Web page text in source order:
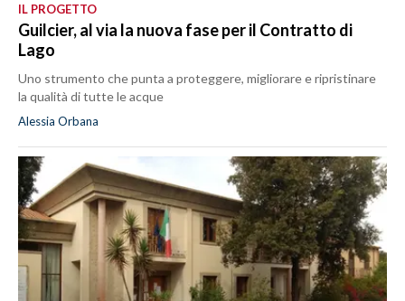
IL PROGETTO
Guilcier, al via la nuova fase per il Contratto di
Lago
Uno strumento che punta a proteggere, migliorare e ripristinare
la qualità di tutte le acque
Alessia Orbana